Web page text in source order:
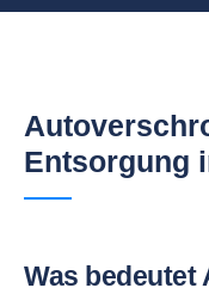
Entsorgung
Was